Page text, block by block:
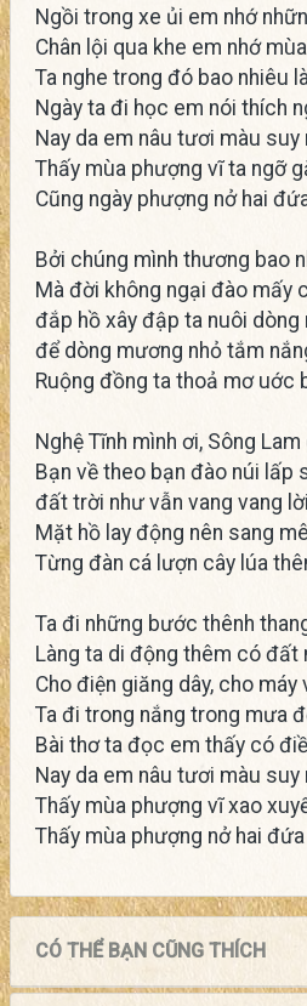
Ngồi trong xe ủi em nhớ
Chân lội qua khe em nhớ
Ta nghe trong đó bao nhiêu
Ngày ta đi học em nói thích
Nay da em nâu tươi màu suy
Thấy mùa phượng vĩ ta ngỡ
Cũng ngày phượng nở hai
Bởi chúng mình thương bao
Mà đời không ngại đào mấy
đắp hồ xây đập ta nuôi
để dòng mương nhỏ tắm
Ruộng đồng ta thoả mơ uớc
Nghệ Tĩnh mình ơi, Sông
Bạn về theo bạn đào núi lấp
đất trời như vẫn vang vang
Mặt hồ lay động nên sang
Từng đàn cá lượn cây lúa
Ta đi những bước thênh
Làng ta di động thêm có đất
Cho điện giăng dây, cho máy
Ta đi trong nắng trong mưa
Bài thơ ta đọc em thấy có
Nay da em nâu tươi màu suy
Thấy mùa phượng vĩ xao
Thấy mùa phượng nở hai
CÓ THỂ BẠN CŨNG THÍCH